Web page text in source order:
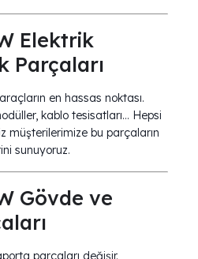
Elektrik
Parçaları
en hassas noktası.
kablo tesisatları… Hepsi
müşterilerimize bu parçaların
sunuyoruz.
Gövde ve
parçaları değişir.